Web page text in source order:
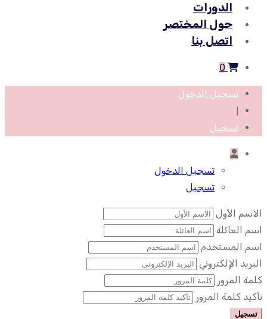
الدورات
حول المختصر
اتصل بنا
0
تسجيل الدخول
تسجيل
تسجيل الدخول
تسجيل
الاسم الأول
اسم العائلة
اسم المستخدم
البريد الإلكتروني
كلمة المرور
تأكيد كلمة المرور
تسجيل